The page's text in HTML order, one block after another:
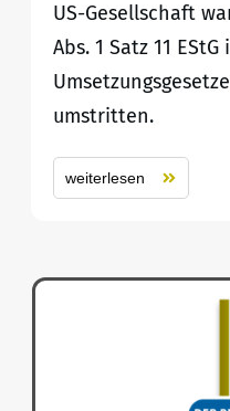
US-Gesellschaft
Abs. 1 Satz 11
umstritten.
weiterlesen